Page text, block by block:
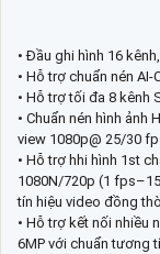
• Đầu ghi hình 16
• Hỗ trợ chuẩn nén AI-
• Hỗ trợ tối đa 8 kênh
• Chuẩn nén hình
view 1080p@ 25/30
• Hỗ trợ hhi hình 1st
1080N/720p (1
tín hiệu video đồng
• Hỗ trợ kết nối nhiều
6MP với chuẩn tương